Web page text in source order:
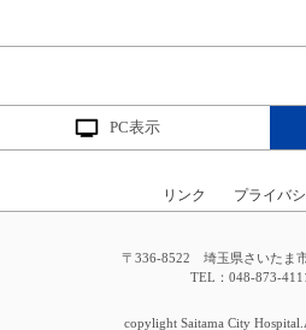
PC表示
リンク プライバ
〒336-8522 埼玉県さいたま
TEL：048-873-
copylight Saitama City